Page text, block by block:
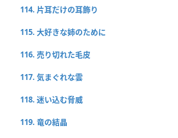
114. 片耳だけの耳飾り
115. 大好きな姉のために
116. 売り切れた毛皮
117. 気まぐれな雲
118. 迷い込む脅威
119. 竜の結晶